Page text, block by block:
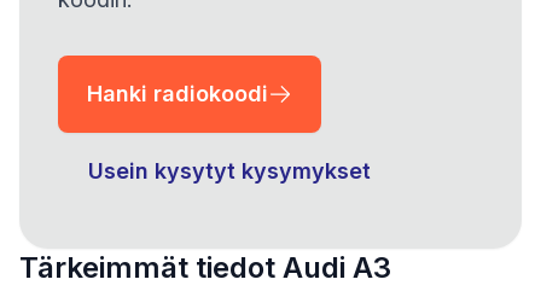
Hanki radiokoodi
Usein kysytyt kysymykset
Tärkeimmät tiedot Audi A3